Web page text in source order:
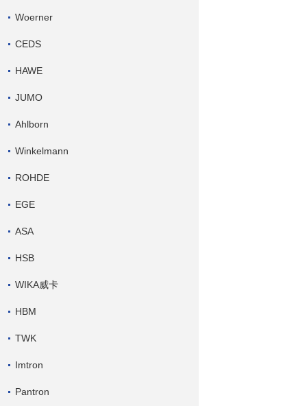
Woerner
CEDS
HAWE
JUMO
Ahlborn
Winkelmann
ROHDE
EGE
ASA
HSB
WIKA威卡
HBM
TWK
Imtron
Pantron